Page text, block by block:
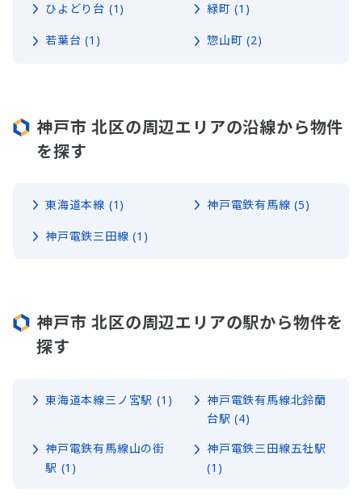
ひよどり台 (1) 緑町 (1)
若葉台 (1) 惣山町 (2)
神戸市 北区の周辺エリアの沿線から物件
を探す
東海道本線 (1) 神戸電鉄有馬線 (5)
神戸電鉄三田線 (1)
神戸市 北区の周辺エリアの駅から物件を
探す
東海道本線三ノ宮駅 (1)
神戸電鉄有馬線北鈴蘭
台駅 (4)
神戸電鉄有馬線山の街
駅 (1)
神戸電鉄三田線五社駅
(1)